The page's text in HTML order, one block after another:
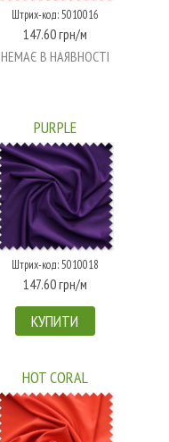
Штрих-код: 5010016
147.60 грн/м
НЕМАЄ В НАЯВНОСТІ
PURPLE
Штрих-код: 5010018
147.60 грн/м
КУПИТИ
HOT CORAL